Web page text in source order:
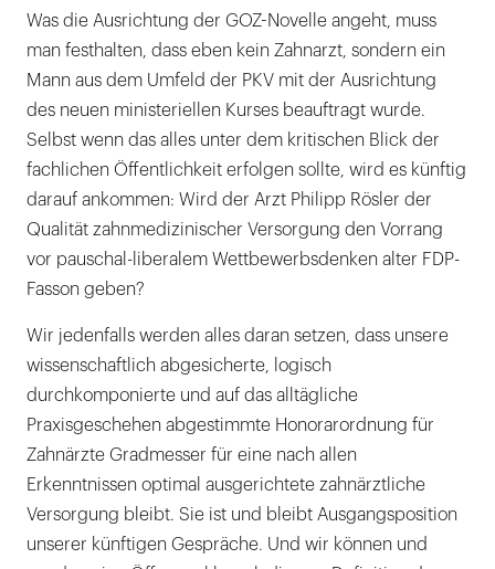
Was die Ausrichtung der GOZ-Novelle angeht, muss
man festhalten, dass eben kein Zahnarzt, sondern ein
Mann aus dem Umfeld der PKV mit der Ausrichtung
des neuen ministeriellen Kurses beauftragt wurde.
Selbst wenn das alles unter dem kritischen Blick der
fachlichen Öffentlichkeit erfolgen sollte, wird es künftig
darauf ankommen: Wird der Arzt Philipp Rösler der
Qualität zahnmedizinischer Versorgung den Vorrang
vor pauschal-liberalem Wettbewerbsdenken alter FDP-
Fasson geben?
Wir jedenfalls werden alles daran setzen, dass unsere
wissenschaftlich abgesicherte, logisch
durchkomponierte und auf das alltägliche
Praxisgeschehen abgestimmte Honorarordnung für
Zahnärzte Gradmesser für eine nach allen
Erkenntnissen optimal ausgerichtete zahnärztliche
Versorgung bleibt. Sie ist und bleibt Ausgangsposition
unserer künftigen Gespräche. Und wir können und